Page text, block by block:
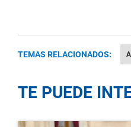
TEMAS RELACIONADOS:
TE PUEDE